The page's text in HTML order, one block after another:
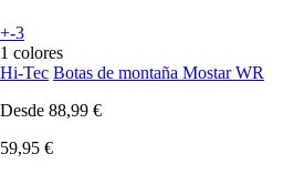
+-3
1 colores
Hi-Tec Botas de montaña Mostar WR
Desde 88,99 €
59,95 €